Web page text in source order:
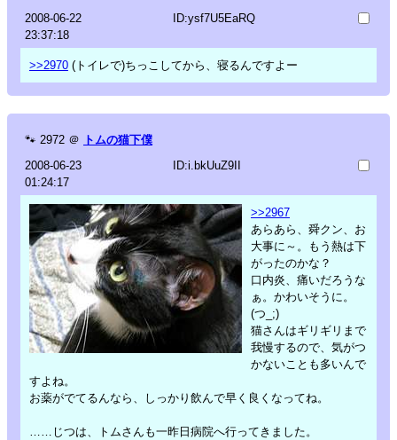
2008-06-22
23:37:18
ID:ysf7U5EaRQ
>>2970 (トイレで)ちっこしてから、寝るんですよー
🐾 2972 ＠ トムの猫下僕
2008-06-23
01:24:17
ID:i.bkUuZ9II
>>2967
あらあら、舜クン、お
大事に～。もう熱は下
がったのかな？
口内炎、痛いだろうな
ぁ。かわいそうに。
(つ_;)
猫さんはギリギリまで
我慢するので、気がつ
かないことも多いんで
すよね。
お薬がでてるんなら、しっかり飲んで早く良くなってね。
……じつは、トムさんも一昨日病院へ行ってきました。